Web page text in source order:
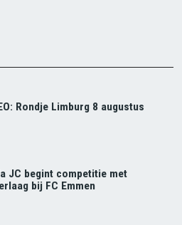
Rondje Limburg 8 augustus
JC begint competitie met
bij FC Emmen